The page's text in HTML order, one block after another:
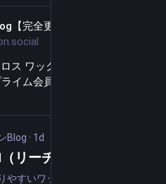
【完全更新通知用】
ス ワックス加工 50m 無香料
イム会員は送料無料！
Blog · 1d